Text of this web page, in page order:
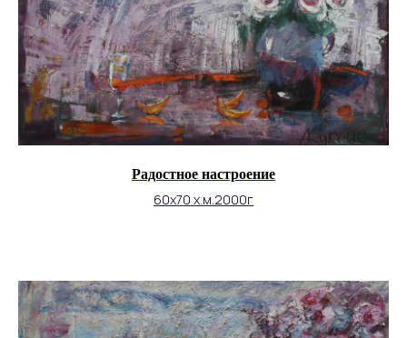
Радостное настроение
60х70 х.м.2000г